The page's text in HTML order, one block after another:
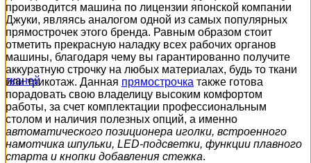
производится машина по лицензии японской компании
Джуки, являясь аналогом одной из самых популярных
прямострочек этого бренда. Равным образом стоит
отметить прекрасную наладку всех рабочих органов
машины, благодаря чему вы гарантированно получите
аккуратную строчку на любых материалах, будь то ткани
или трикотаж. Данная прямострочка также готова
порадовать свою владелицу высоким комфортом
работы, за счет комплектации профессиональным
столом и наличия полезных опций, а именно
автоматического позиционера иголки, встроенного
намотчика шпульки, LED-подсветки, функции плавного
старта и кнопки добавления стежка.